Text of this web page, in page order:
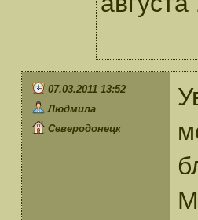
07.03.2011 13:52
Людмила
Северодонецк